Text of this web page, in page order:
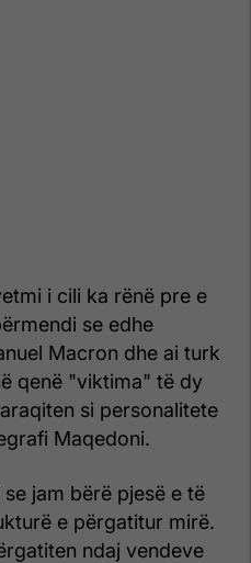
i cili ka rënë pre e
se edhe
Macron dhe ai turk
qenë "viktima" të dy
si personalitete
Maqedoni.
jam bërë pjesë e të
e përgatitur mirë.
ndaj vendeve